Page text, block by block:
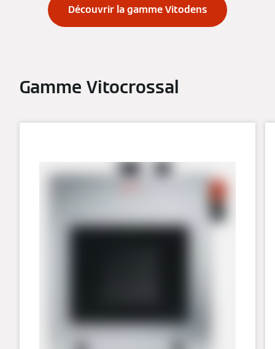
Découvrir la gamme Vitodens
Gamme Vitocrossal